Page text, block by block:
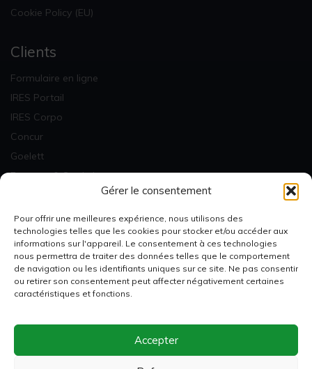
Gérer le consentement
Pour offrir une meilleures expérience, nous utilisons des
technologies telles que les cookies pour stocker et/ou accéder aux
informations sur l'appareil. Le consentement à ces technologies
nous permettra de traiter des données telles que le comportement
de navigation ou les identifiants uniques sur ce site. Ne pas consentir
ou retirer son consentement peut affecter négativement certaines
caractéristiques et fonctions.
Accepter
Cookie Policy (EU)
Clients
Formulaire en ligne
IRES Portail
IRES Corpo
Concur
Goelett
Factures & Statistiques
Newsletter
Je m'inscris
Membre de